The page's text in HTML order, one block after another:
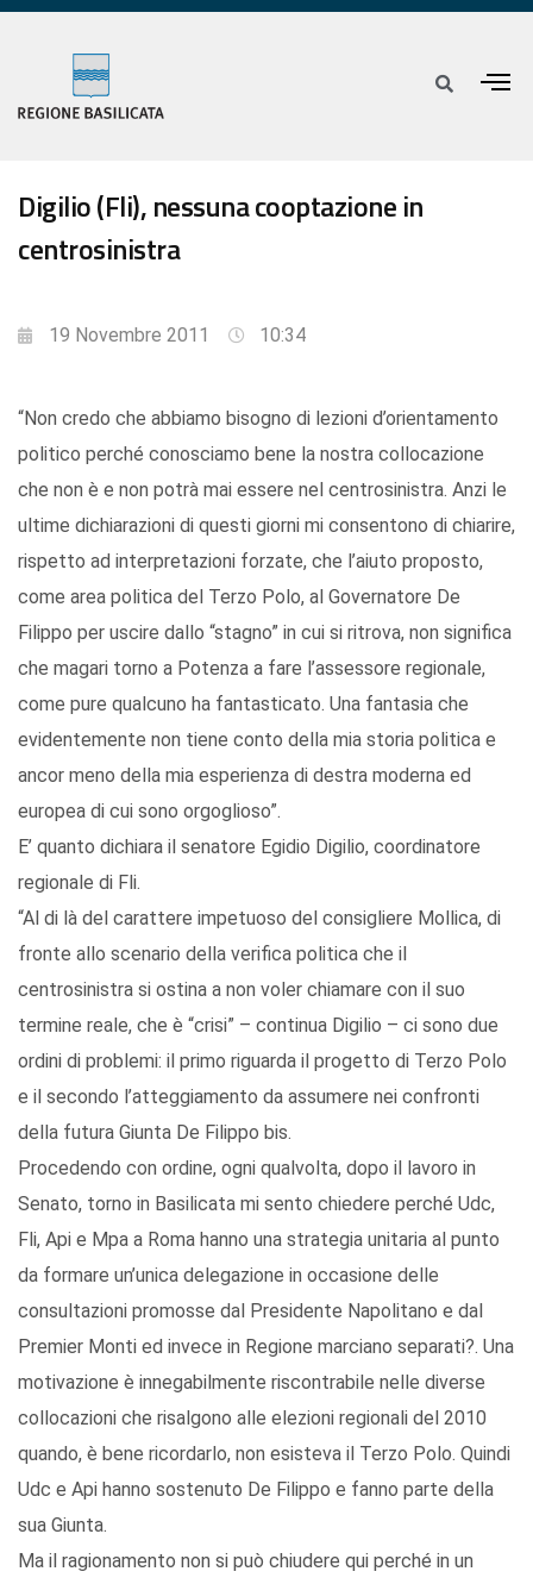
Digilio (Fli), nessuna cooptazione in
centrosinistra
19 Novembre 2011 10:34
“Non credo che abbiamo bisogno di lezioni d’orientamento
politico perché conosciamo bene la nostra collocazione
che non è e non potrà mai essere nel centrosinistra. Anzi le
ultime dichiarazioni di questi giorni mi consentono di chiarire,
rispetto ad interpretazioni forzate, che l’aiuto proposto,
come area politica del Terzo Polo, al Governatore De
Filippo per uscire dallo “stagno” in cui si ritrova, non significa
che magari torno a Potenza a fare l’assessore regionale,
come pure qualcuno ha fantasticato. Una fantasia che
evidentemente non tiene conto della mia storia politica e
ancor meno della mia esperienza di destra moderna ed
europea di cui sono orgoglioso”.
E’ quanto dichiara il senatore Egidio Digilio, coordinatore
regionale di Fli.
“Al di là del carattere impetuoso del consigliere Mollica, di
fronte allo scenario della verifica politica che il
centrosinistra si ostina a non voler chiamare con il suo
termine reale, che è “crisi” – continua Digilio – ci sono due
ordini di problemi: il primo riguarda il progetto di Terzo Polo
e il secondo l’atteggiamento da assumere nei confronti
della futura Giunta De Filippo bis.
Procedendo con ordine, ogni qualvolta, dopo il lavoro in
Senato, torno in Basilicata mi sento chiedere perché Udc,
Fli, Api e Mpa a Roma hanno una strategia unitaria al punto
da formare un’unica delegazione in occasione delle
consultazioni promosse dal Presidente Napolitano e dal
Premier Monti ed invece in Regione marciano separati?. Una
motivazione è innegabilmente riscontrabile nelle diverse
collocazioni che risalgono alle elezioni regionali del 2010
quando, è bene ricordarlo, non esisteva il Terzo Polo. Quindi
Udc e Api hanno sostenuto De Filippo e fanno parte della
sua Giunta.
Ma il ragionamento non si può chiudere qui perché in un